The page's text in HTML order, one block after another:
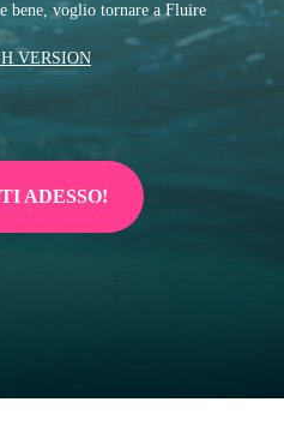
bene, voglio tornare a Fluire
VERSION
ADESSO!